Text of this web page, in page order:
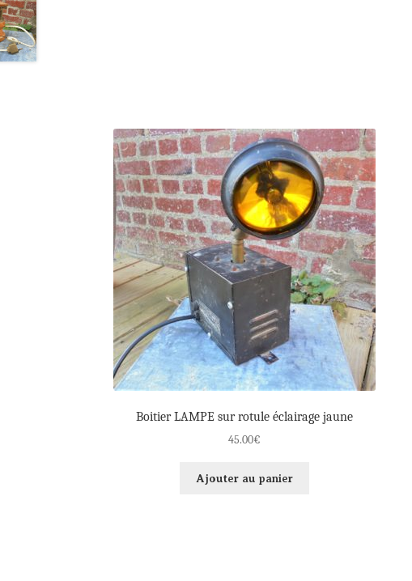
Boitier LAMPE sur rotule éclairage jaune
45.00€
Ajouter au panier